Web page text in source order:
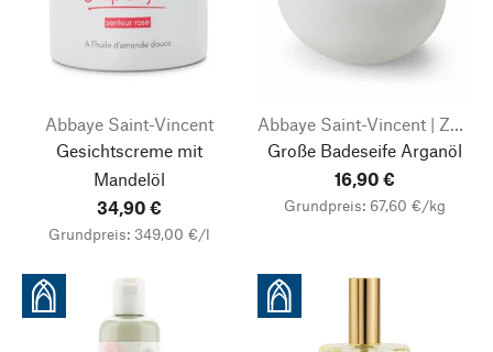
Abbaye Saint-Vincent
Gesichtscreme mit
Mandelöl
34,90 €
Grundpreis: 349,00 €/l
Große Badeseife Arganöl
16,90 €
Grundpreis: 67,60 €/kg